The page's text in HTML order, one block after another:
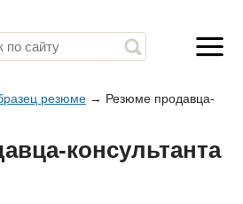
резюме → Резюме продавца-
консультанта